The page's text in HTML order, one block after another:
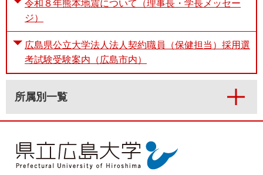
令和８年熊本地震について（理事長・学長メッセー
ジ）
広島県公立大学法人法人契約職員（保健担当）採用選
考試験受験案内（広島市内）
所属別一覧